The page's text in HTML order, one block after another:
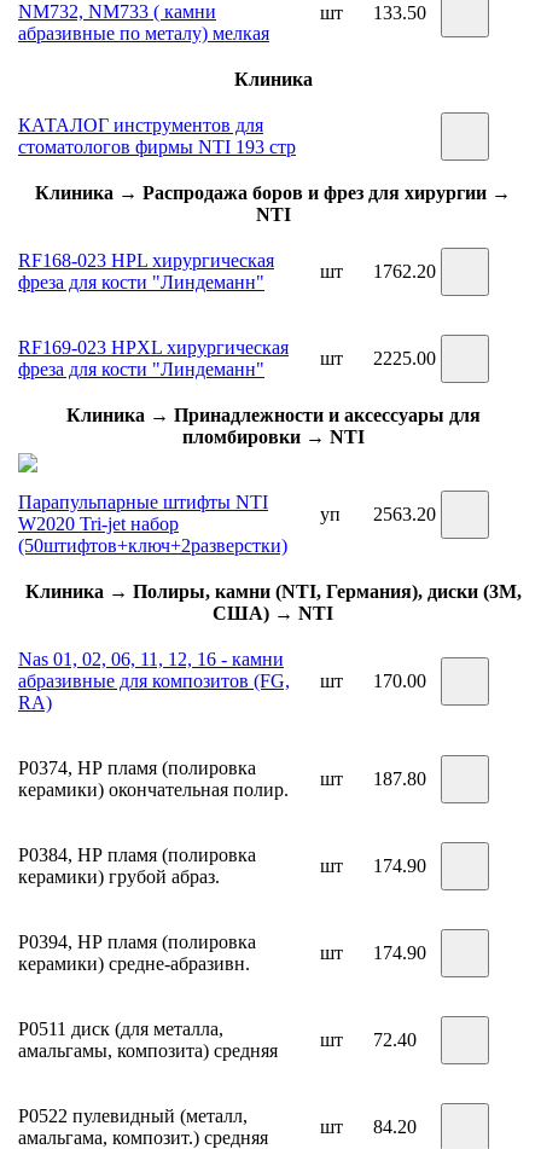
NM732, NM733 ( камни
абразивные по металу) мелкая
шт 133.50
Клиника
КАТАЛОГ инструментов для
стоматологов фирмы NTI 193 стр
Клиника → Распродажа боров и фрез для хирургии →
NTI
RF168-023 HPL хирургическая
фреза для кости "Линдеманн"
шт 1762.20
RF169-023 HPXL хирургическая
фреза для кости "Линдеманн"
шт 2225.00
Клиника → Принадлежности и аксессуары для
пломбировки → NTI
Парапульпарные штифты NTI
W2020 Tri-jet набор
(50штифтов+ключ+2разверстки)
уп 2563.20
Клиника → Полиры, камни (NTI, Германия), диски (3М,
США) → NTI
Nas 01, 02, 06, 11, 12, 16 - камни
абразивные для композитов (FG,
RA)
шт 170.00
Р0374, НР пламя (полировка
керамики) окончательная полир.
шт 187.80
Р0384, НР пламя (полировка
керамики) грубой абраз.
шт 174.90
Р0394, НР пламя (полировка
керамики) средне-абразивн.
шт 174.90
Р0511 диск (для металла,
амальгамы, композита) средняя
шт 72.40
Р0522 пулевидный (металл,
амальгама, композит.) средняя
шт 84.20